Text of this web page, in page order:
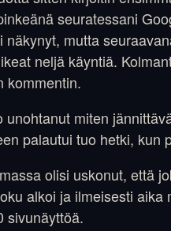
seuratessani
näkynyt, mutta
neljä käyntiä.
kommentin.
unohtanut miten
palautui tuo hetki, kun
olisi uskonut, että
alkoi ja ilmeisesti
sivunäyttöä.